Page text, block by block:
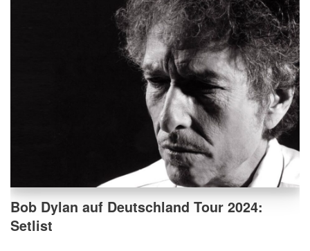
Bob Dylan auf Deutschland Tour 2024:
Setlist